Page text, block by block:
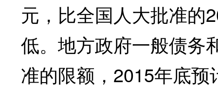
元，比全国人大批准的
低。地方政府一般债务
准的限额，2015年底